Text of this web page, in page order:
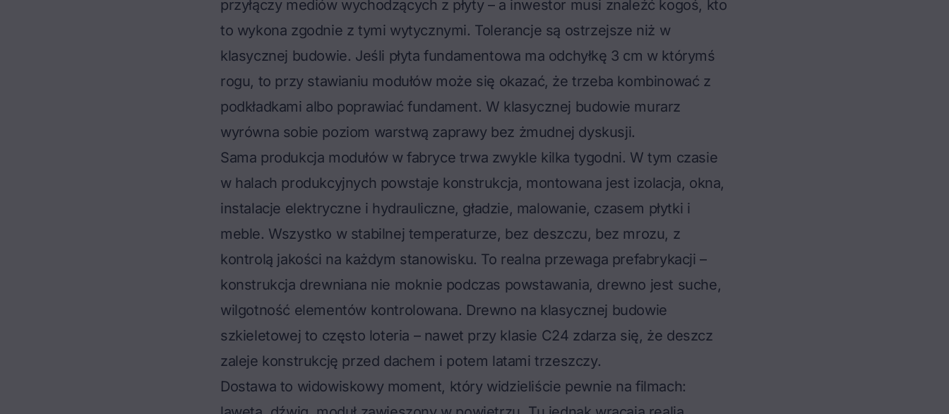
przyłączy mediów wychodzących z płyty – a inwestor musi znaleźć kogoś, kto
to wykona zgodnie z tymi wytycznymi. Tolerancje są ostrzejsze niż w
klasycznej budowie. Jeśli płyta fundamentowa ma odchyłkę 3 cm w którymś
rogu, to przy stawianiu modułów może się okazać, że trzeba kombinować z
podkładkami albo poprawiać fundament. W klasycznej budowie murarz
wyrówna sobie poziom warstwą zaprawy bez żmudnej dyskusji.
Sama produkcja modułów w fabryce trwa zwykle kilka tygodni. W tym czasie
w halach produkcyjnych powstaje konstrukcja, montowana jest izolacja, okna,
instalacje elektryczne i hydrauliczne, gładzie, malowanie, czasem płytki i
meble. Wszystko w stabilnej temperaturze, bez deszczu, bez mrozu, z
kontrolą jakości na każdym stanowisku. To realna przewaga prefabrykacji –
konstrukcja drewniana nie moknie podczas powstawania, drewno jest suche,
wilgotność elementów kontrolowana. Drewno na klasycznej budowie
szkieletowej to często loteria – nawet przy klasie C24 zdarza się, że deszcz
zaleje konstrukcję przed dachem i potem latami trzeszczy.
Dostawa to widowiskowy moment, który widzieliście pewnie na filmach: